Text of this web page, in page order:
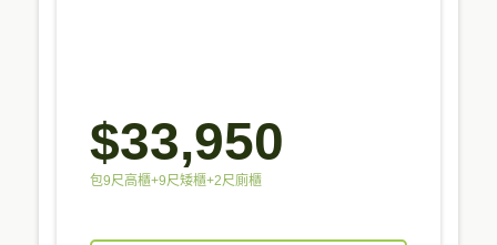
$33,950
包9尺高櫃+9尺矮櫃+2尺廁櫃